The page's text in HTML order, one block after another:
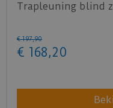
Trapleuning blind
€ 197,90
€ 168,20